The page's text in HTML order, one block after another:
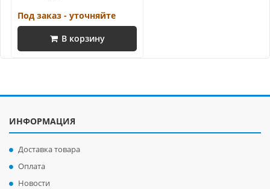
Под заказ - уточняйте
В корзину
ИНФОРМАЦИЯ
Доставка товара
Оплата
Новости